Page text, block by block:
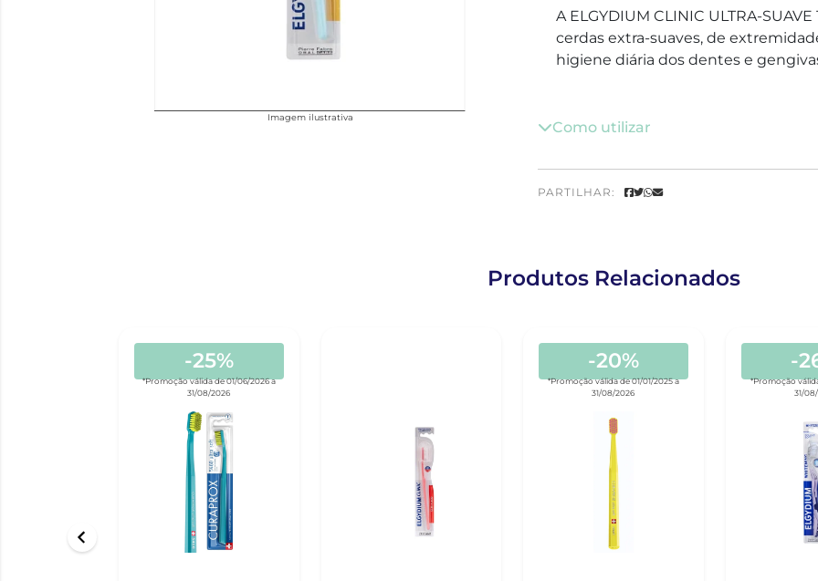
Imagem ilustrativa
A ELGYDIUM CLINIC ULTRA-
cerdas extra-suaves, de
higiene diária dos dentes e
Como utilizar
PARTILHAR:
Produtos Relacionados
-25%
*Promoção válida de 01/06/2026 a
31/08/2026
-20%
*Promoção válida de 01/01/2025 a
31/08/2026
-
*Promoção
31/